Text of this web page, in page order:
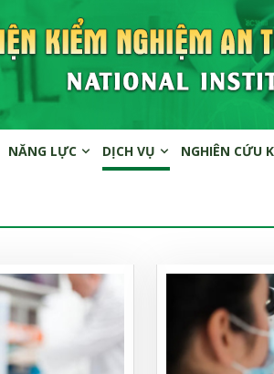
NĂNG LỰC DỊCH VỤ NGHIÊN CỨU